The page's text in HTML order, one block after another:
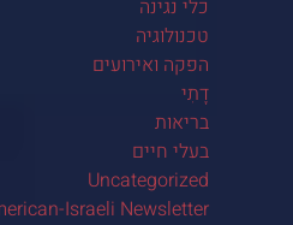
כלי נגינה
טכנולוגיה
הפקה ואירועים
דָתִי
בריאות
בעלי חיים
Uncategorized
Israeli Newsletter